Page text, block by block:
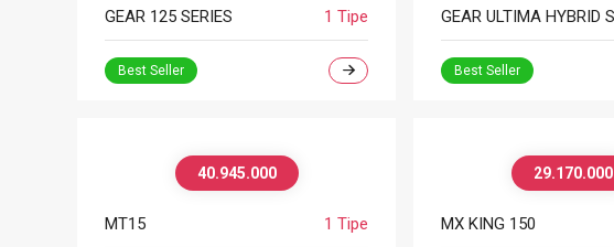
GEAR 125 SERIES 1 Tipe
Best Seller Best Seller
40.945.000
MT15 1 Tipe
29.170.000
MX KING 150